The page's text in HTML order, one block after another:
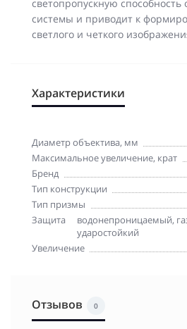
светопропускную способность
системы и приводит к
светлого и четкого
Характеристики
Диаметр объектива, мм
Максимальное увеличение, крат
Бренд
Тип конструкции
Тип призмы
Защита
водонепроницаемый,
ударостойкий
Увеличение
Отзывов 0